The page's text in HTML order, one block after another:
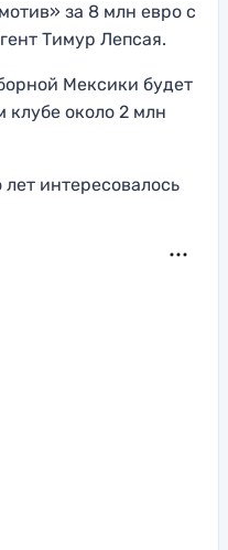
за 8 млн евро с
Тимур Лепсая.
Мексики будет
клубе около 2 млн
интересовалось